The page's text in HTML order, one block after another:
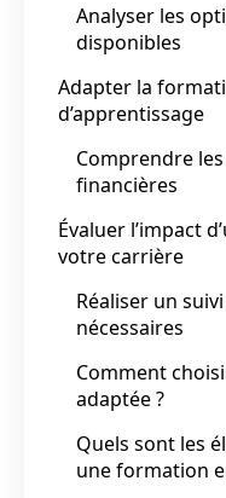
Analyser les
disponibles
Adapter la
d’apprentissage
Comprendre
financières
Évaluer l’impact
votre carrière
Réaliser un
nécessaires
Comment
adaptée ?
Quels sont les
une formation